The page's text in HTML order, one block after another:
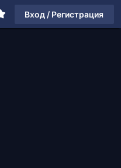
Вход / Регистрация